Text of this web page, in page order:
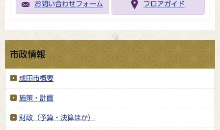
お問い合わせフォーム フロアガイド
市政情報
成田市概要
施策・計画
財政（予算・決算ほか）